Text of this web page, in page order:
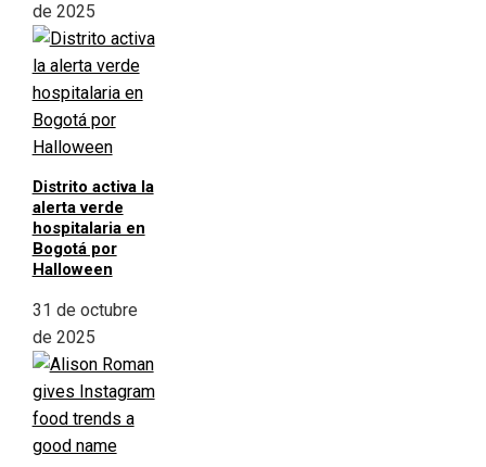
de 2025
Distrito activa la
alerta verde
hospitalaria en
Bogotá por
Halloween
31 de octubre
de 2025